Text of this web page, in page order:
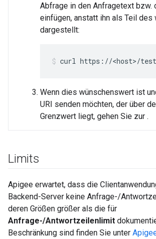
Abfrage in den Anfragetext bzw.
einfügen, anstatt ihn als Teil des
dargestellt:
Wenn dies wünschenswert ist
URI senden möchten, der über
Grenzwert liegt, gehen Sie zur .
Limits
Apigee erwartet, dass die
Backend-Server keine Anfrage-/
deren Größen größer als die für
Anfrage-/Antwortzeilenlimit
Beschränkung sind finden Sie unter